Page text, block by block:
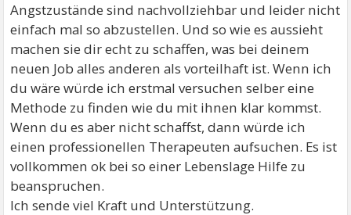
Angstzustände sind nachvollziehbar und leider nicht
einfach mal so abzustellen. Und so wie es aussieht
machen sie dir echt zu schaffen, was bei deinem
neuen Job alles anderen als vorteilhaft ist. Wenn ich
du wäre würde ich erstmal versuchen selber eine
Methode zu finden wie du mit ihnen klar kommst.
Wenn du es aber nicht schaffst, dann würde ich
einen professionellen Therapeuten aufsuchen. Es ist
vollkommen ok bei so einer Lebenslage Hilfe zu
beanspruchen.
Ich sende viel Kraft und Unterstützung.